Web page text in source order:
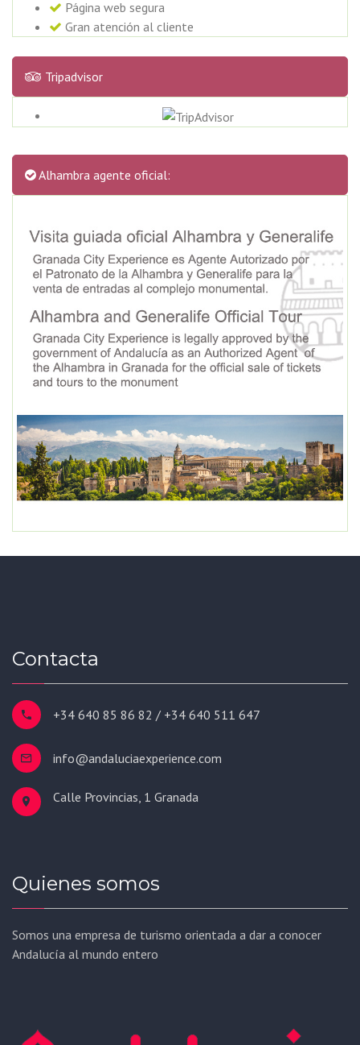
Página web segura
Gran atención al cliente
Tripadvisor
Alhambra agente oficial:
Contacta
+34 640 85 86 82 / +34 640 511 647
info@andaluciaexperience.com
Calle Provincias, 1 Granada
Quienes somos
Somos una empresa de turismo orientada a dar a conocer
Andalucía al mundo entero